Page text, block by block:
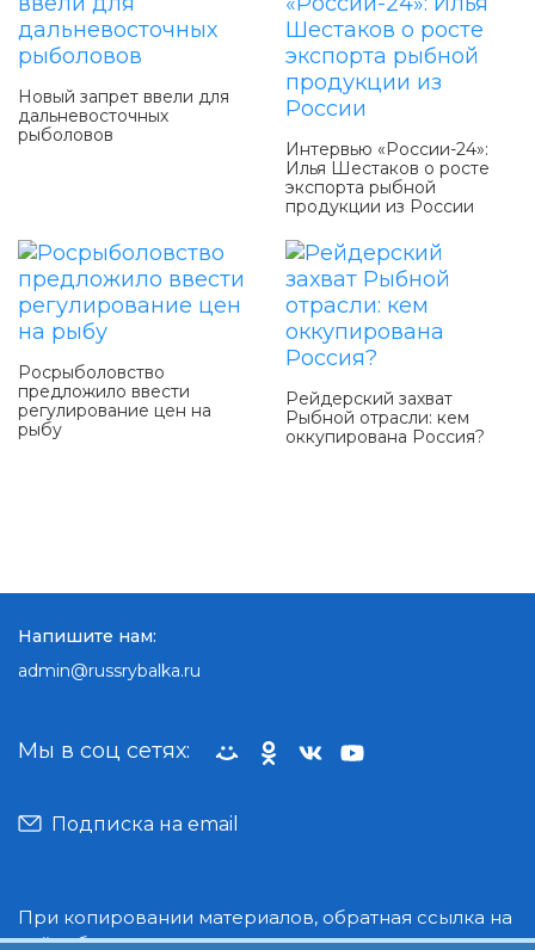
Новый запрет ввели для
дальневосточных
рыболовов
Интервью «России-24»:
Илья Шестаков о росте
экспорта рыбной
продукции из России
Росрыболовство
предложило ввести
регулирование цен на
рыбу
Рейдерский захват
Рыбной отрасли: кем
оккупирована Россия?
При копировании материалов, обратная ссылка на
сайт обязательна.
Мы в соц сетях:
Подписка на email
Напишите нам:
admin@russrybalka.ru